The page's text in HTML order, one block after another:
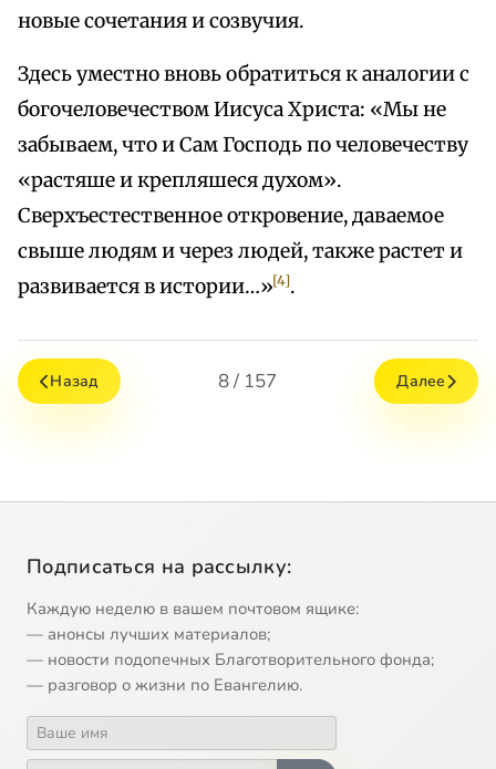
новые сочетания и созвучия.
Здесь уместно вновь обратиться к аналогии с
богочеловечеством Иисуса Христа: «Мы не
забываем, что и Сам Господь по человечеству
«растяше и крепляшеся духом».
Сверхъестественное откровение, даваемое
свыше людям и через людей, также растет и
развивается в истории…»[4].
Назад 8 / 157 Далее
Подписаться на рассылку:
Каждую неделю в вашем почтовом ящике:
— анонсы лучших материалов;
— новости подопечных Благотворительного фонда;
— разговор о жизни по Евангелию.